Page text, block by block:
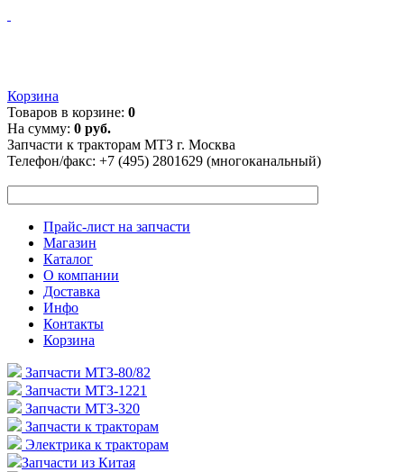
Корзина
Товаров в корзине: 0
На сумму: 0 руб.
Запчасти к тракторам МТЗ г. Москва
Телефон/факс: +7 (495) 2801629 (многоканальный)
Прайс-лист на запчасти
Магазин
Каталог
О компании
Доставка
Инфо
Контакты
Корзина
Запчасти МТЗ-80/82
Запчасти МТЗ-1221
Запчасти МТЗ-320
Запчасти к тракторам
Электрика к тракторам
Запчасти из Китая